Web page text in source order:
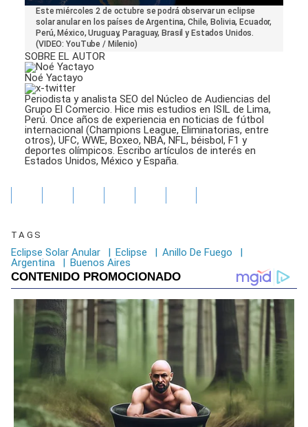
seconds
minutes,
12
seconds
Este miércoles 2 de octubre se podrá observar un eclipse
solar anular en los países de Argentina, Chile, Bolivia, Ecuador,
Perú, México, Uruguay, Paraguay, Brasil y Estados Unidos.
(VIDEO: YouTube / Milenio)
SOBRE EL AUTOR
Noé Yactayo
Periodista y analista SEO del Núcleo de Audiencias del
Grupo El Comercio. Hice mis estudios en ISIL de Lima,
Perú. Once años de experiencia en noticias de fútbol
internacional (Champions League, Eliminatorias, entre
otros), UFC, WWE, Boxeo, NBA, NFL, béisbol, F1 y
deportes olímpicos. Escribo artículos de interés en
Estados Unidos, México y España.
TAGS
Eclipse Solar Anular Eclipse Anillo De Fuego
Argentina
Buenos Aires